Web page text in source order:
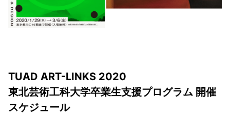
TUAD ART-LINKS 2020
東北芸術工科大学卒業生支援プログラム 開催
スケジュール